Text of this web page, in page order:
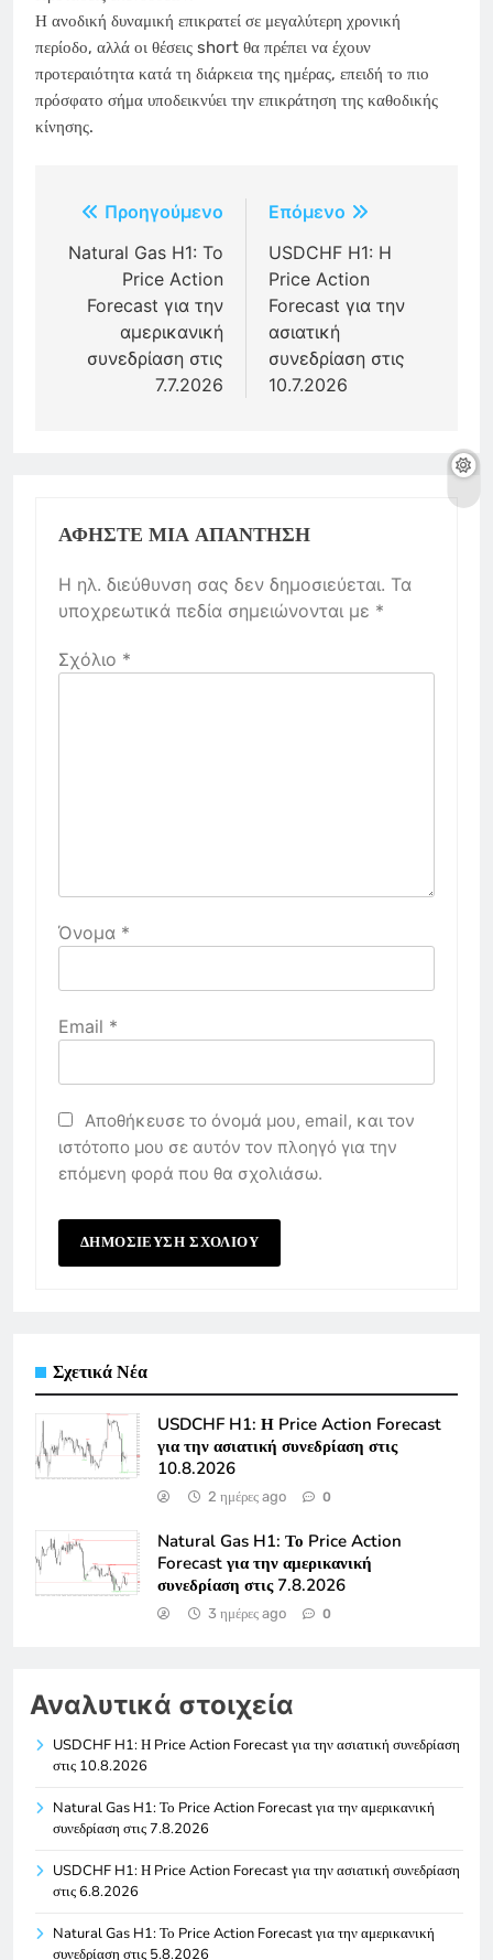
Η ανοδική δυναμική επικρατεί σε μεγαλύτερη χρονική
περίοδο, αλλά οι θέσεις short θα πρέπει να έχουν
προτεραιότητα κατά τη διάρκεια της ημέρας, επειδή το πιο
πρόσφατο σήμα υποδεικνύει την επικράτηση της καθοδικής
κίνησης.
Πλοήγηση
άρθρων
Προηγούμενο
Natural Gas H1: Το
Price Action
Forecast για την
αμερικανική
συνεδρίαση στις
7.7.2026
Επόμενο
USDCHF H1: Η
Price Action
Forecast για την
ασιατική
συνεδρίαση στις
10.7.2026
ΑΦΉΣΤΕ ΜΙΑ ΑΠΆΝΤΗΣΗ
Η ηλ. διεύθυνση σας δεν δημοσιεύεται. Τα
υποχρεωτικά πεδία σημειώνονται με *
Σχόλιο *
Όνομα *
Email *
Αποθήκευσε το όνομά μου, email, και τον
ιστότοπο μου σε αυτόν τον πλοηγό για την
επόμενη φορά που θα σχολιάσω.
Σχετικά Νέα
USDCHF H1: Η Price Action Forecast
για την ασιατική συνεδρίαση στις
10.8.2026
2 ημέρες ago 0
Natural Gas H1: Το Price Action
Forecast για την αμερικανική
συνεδρίαση στις 7.8.2026
3 ημέρες ago 0
Αναλυτικά στοιχεία
USDCHF H1: Η Price Action Forecast για την ασιατική συνεδρίαση
στις 10.8.2026
Natural Gas H1: Το Price Action Forecast για την αμερικανική
συνεδρίαση στις 7.8.2026
USDCHF H1: Η Price Action Forecast για την ασιατική συνεδρίαση
στις 6.8.2026
Natural Gas H1: Το Price Action Forecast για την αμερικανική
συνεδρίαση στις 5.8.2026